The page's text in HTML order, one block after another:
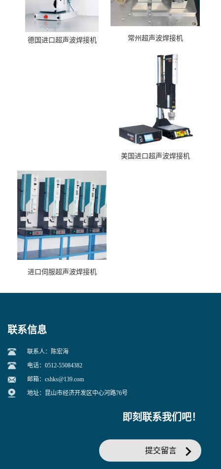
德国进口超声波焊接机 常州超声波焊接机
美国进口超声波焊接机
进口伺服超声波焊接机
联系信息
联系人：陈宏海
电话：0512-55084382
邮箱： cshks@139.com
地址：昆山市经济开发区中心河路76号
即刻联系我们吧！
提交留言